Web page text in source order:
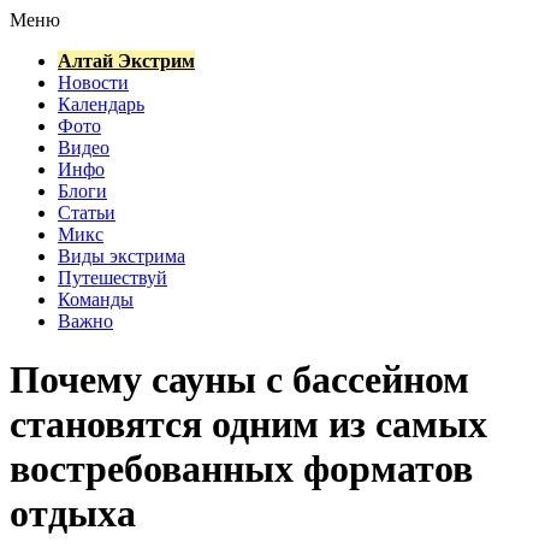
Меню
Алтай Экстрим
Новости
Календарь
Фото
Видео
Инфо
Блоги
Статьи
Микс
Виды экстрима
Путешествуй
Команды
Важно
Почему сауны с бассейном
становятся одним из самых
востребованных форматов
отдыха